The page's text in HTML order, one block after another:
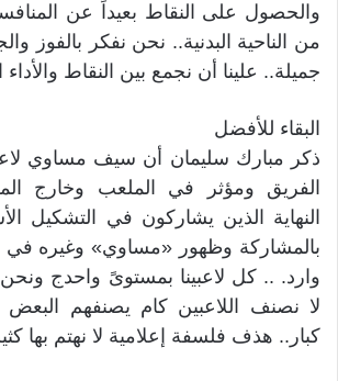
والحصول على النقاط بعيداً عن
من الناحية البدنية.. نحن نفكر بالفوز
جميلة.. علينا أن نجمع بين النقاط
البقاء للأفضل
ذكر مبارك سليمان أن سيف مساوي
الفريق ومؤثر في الملعب وخارج
النهاية الذين يشاركون في التشكيل
بالمشاركة وظهور «مساوي» وغيره في
وارد. .. كل لاعبينا بمستوىً واحدج
لا نصنف اللاعبين كام يصنفهم
كبار.. هذف فلسفة إعلامية لا نهتم بها